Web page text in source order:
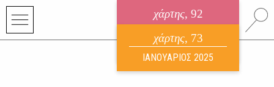
χάρτης, 92
ηλεκτρονικό περιοδικό
ΑΥΓΟΥΣΤΟΣ 2026
χάρτης, 73
ΙΑΝΟΥΑΡΙΟΣ 2025